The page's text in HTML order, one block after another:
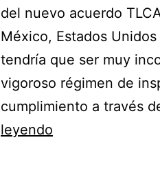
del nuevo acuerdo
México, Estados
tendría que ser muy
vigoroso régimen de
cumplimiento a través
leyendo